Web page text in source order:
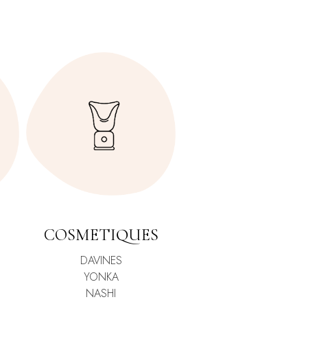
COSMETIQUES
DAVINES
YONKA
NASHI